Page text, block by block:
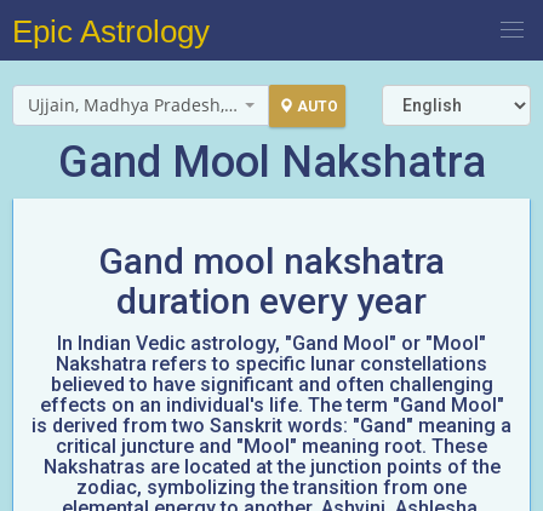
Epic Astrology
Ujjain, Madhya Pradesh, India AUTO
Gand Mool Nakshatra
Gand mool nakshatra
duration every year
In Indian Vedic astrology, "Gand Mool" or "Mool"
Nakshatra refers to specific lunar constellations
believed to have significant and often challenging
effects on an individual's life. The term "Gand Mool"
is derived from two Sanskrit words: "Gand" meaning a
critical juncture and "Mool" meaning root. These
Nakshatras are located at the junction points of the
zodiac, symbolizing the transition from one